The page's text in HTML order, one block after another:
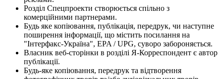
Розділ Спецпроекти створюється спільно з
комерційними партнерами.
Будь яке копіювання, публікація, передрук, чи наступне
поширення інформації, що містить посилання на
"Інтерфакс-Україна", EPA / UPG, суворо забороняється.
Власник веб-сторінки в розділі Я-Корреспондент є автор
публікації.
Будь-яке копіювання, передрук та відтворення